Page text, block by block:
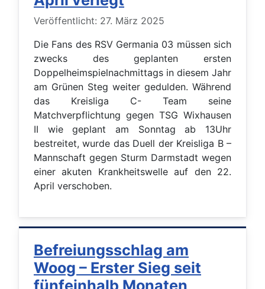
Details
Veröffentlicht: 27. März 2025
Die Fans des RSV Germania 03 müssen sich
zwecks des geplanten ersten
Doppelheimspielnachmittags in diesem Jahr
am Grünen Steg weiter gedulden. Während
das Kreisliga C- Team seine
Matchverpflichtung gegen TSG Wixhausen
II wie geplant am Sonntag ab 13Uhr
bestreitet, wurde das Duell der Kreisliga B –
Mannschaft gegen Sturm Darmstadt wegen
einer akuten Krankheitswelle auf den 22.
April verschoben.
Befreiungsschlag am
Woog – Erster Sieg seit
fünfeinhalb Monaten